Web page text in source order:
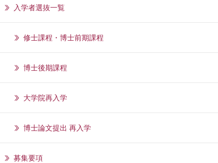
入学者選抜一覧
修士課程・博士前期課程
博士後期課程
大学院再入学
博士論文提出 再入学
募集要項